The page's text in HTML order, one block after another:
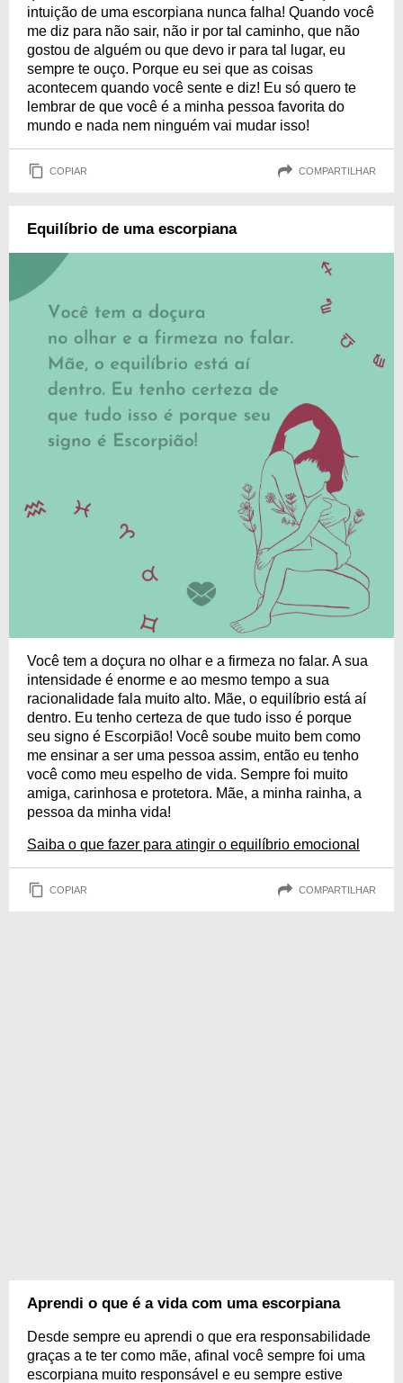
intuição de uma escorpiana nunca falha! Quando você
me diz para não sair, não ir por tal caminho, que não
gostou de alguém ou que devo ir para tal lugar, eu
sempre te ouço. Porque eu sei que as coisas
acontecem quando você sente e diz! Eu só quero te
lembrar de que você é a minha pessoa favorita do
mundo e nada nem ninguém vai mudar isso!
COPIAR COMPARTILHAR
Equilíbrio de uma escorpiana
Você tem a doçura no olhar e a firmeza no falar. A sua
intensidade é enorme e ao mesmo tempo a sua
racionalidade fala muito alto. Mãe, o equilíbrio está aí
dentro. Eu tenho certeza de que tudo isso é porque
seu signo é Escorpião! Você soube muito bem como
me ensinar a ser uma pessoa assim, então eu tenho
você como meu espelho de vida. Sempre foi muito
amiga, carinhosa e protetora. Mãe, a minha rainha, a
pessoa da minha vida!
Saiba o que fazer para atingir o equilíbrio emocional
COPIAR COMPARTILHAR
Aprendi o que é a vida com uma escorpiana
Desde sempre eu aprendi o que era responsabilidade
graças a te ter como mãe, afinal você sempre foi uma
escorpiana muito responsável e eu sempre estive